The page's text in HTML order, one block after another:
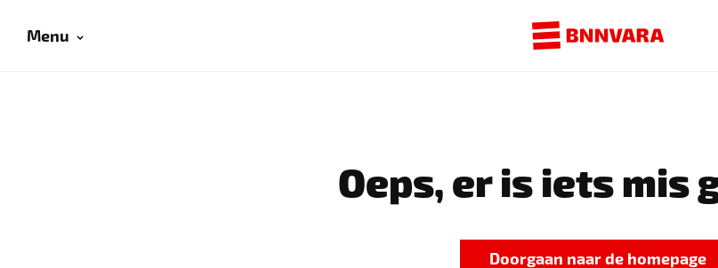
Menu
Oeps, er is iets mis
Doorgaan naar de homepage